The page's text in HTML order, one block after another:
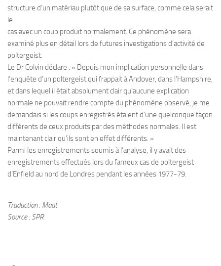
structure d’un matériau plutôt que de sa surface, comme cela serait
le
cas avec un coup produit normalement. Ce phénomène sera
examiné plus en détail lors de futures investigations d’activité de
poltergeist.
Le Dr Colvin déclare : « Depuis mon implication personnelle dans
l’enquête d’un poltergeist qui frappait à Andover, dans l’Hampshire,
et dans lequel il était absolument clair qu’aucune explication
normale ne pouvait rendre compte du phénomène observé, je me
demandais si les coups enregistrés étaient d’une quelconque façon
différents de ceux produits par des méthodes normales. Il est
maintenant clair qu’ils sont en effet différents. »
Parmi les enregistrements soumis à l’analyse, il y avait des
enregistrements effectués lors du fameux cas de poltergeist
d’Enfield au nord de Londres pendant les années 1977-79.
Traduction : Maat
Source : SPR